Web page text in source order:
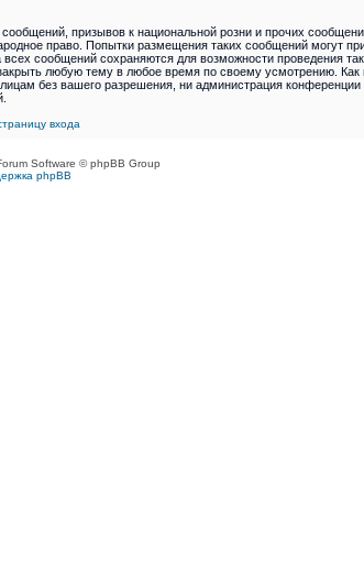
призывов к национальной розни и прочих
право. Попытки размещения таких сообщений могут
сообщений сохраняются для возможности проведения
любую тему в любое время по своему усмотрению. Как
без вашего разрешения, ни администрация
входа
Software © phpBB Group
phpBB